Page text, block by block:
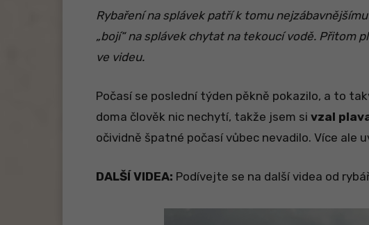
Rybaření na splávek patří k tomu
„bojí“ na splávek chytat na tekoucí vodě. Přitom
ve videu.
Počasí se poslední týden pěkně pokazilo, a to
doma člověk nic nechytí, takže jsem si vzal
očividně špatné počasí vůbec nevadilo. Více ale
DALŠÍ VIDEA: Podívejte se na další videa od